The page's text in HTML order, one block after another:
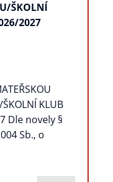
ŠKOLNÍ
2027
KLUB
Dle novely §
Sb., o